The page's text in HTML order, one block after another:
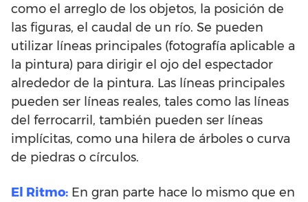
como el arreglo de los objetos, la posición de
las figuras, el caudal de un río. Se pueden
utilizar líneas principales (fotografía aplicable a
la pintura) para dirigir el ojo del espectador
alrededor de la pintura. Las líneas principales
pueden ser líneas reales, tales como las líneas
del ferrocarril, también pueden ser líneas
implícitas, como una hilera de árboles o curva
de piedras o círculos.
El Ritmo: En gran parte hace lo mismo que en